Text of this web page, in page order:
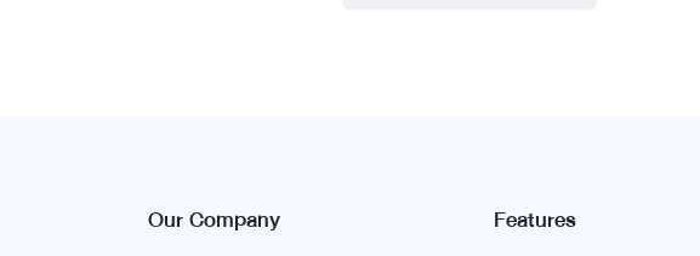
Our Company Features